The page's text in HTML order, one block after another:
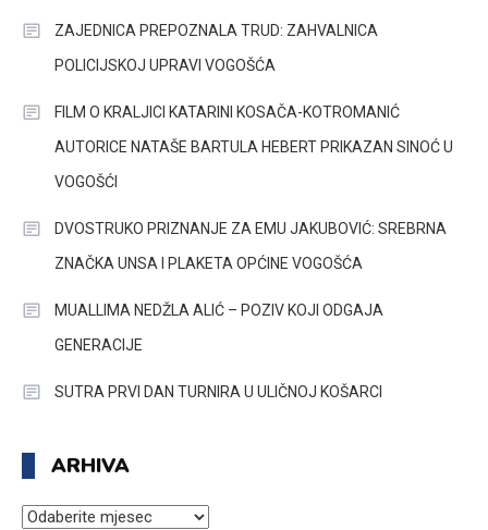
ZAJEDNICA PREPOZNALA TRUD: ZAHVALNICA
POLICIJSKOJ UPRAVI VOGOŠĆA
FILM O KRALJICI KATARINI KOSAČA-KOTROMANIĆ
AUTORICE NATAŠE BARTULA HEBERT PRIKAZAN SINOĆ U
VOGOŠĆI
DVOSTRUKO PRIZNANJE ZA EMU JAKUBOVIĆ: SREBRNA
ZNAČKA UNSA I PLAKETA OPĆINE VOGOŠĆA
MUALLIMA NEDŽLA ALIĆ – POZIV KOJI ODGAJA
GENERACIJE
SUTRA PRVI DAN TURNIRA U ULIČNOJ KOŠARCI
ARHIVA
ARHIVA